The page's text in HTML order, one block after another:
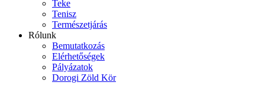
Teke
Tenisz
Természetjárás
Rólunk
Bemutatkozás
Elérhetőségek
Pályázatok
Dorogi Zöld Kör